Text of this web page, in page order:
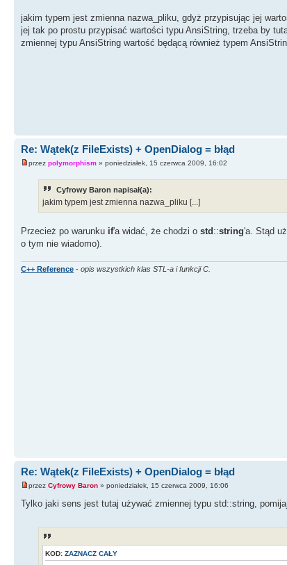
jakim typem jest zmienna nazwa_pliku, gdyż przypisując jej
jej tak po prostu przypisać wartości typu AnsiString, trzeba by
zmiennej typu AnsiString wartość będącą również typem
Re: Wątek(z FileExists) + OpenDialog = błąd
przez polymorphism » poniedziałek, 15 czerwca 2009, 16:02
Cyfrowy Baron napisał(a):
jakim typem jest zmienna nazwa_pliku [...]
Przecież po warunku if'a widać, że chodzi o std ::string'a. Stąd
o tym nie wiadomo).
C++ Reference - opis wszystkich klas STL-a i funkcji C.
Re: Wątek(z FileExists) + OpenDialog = błąd
przez Cyfrowy Baron » poniedziałek, 15 czerwca 2009, 16:06
Tylko jaki sens jest tutaj używać zmiennej typu std::string,
KOD: ZAZNACZ CAŁY